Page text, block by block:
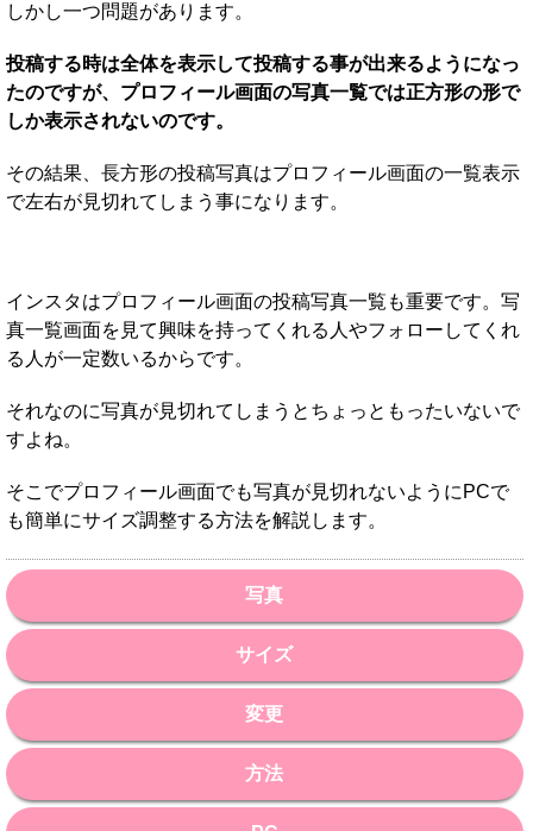
しかし一つ問題があります。
投稿する時は全体を表示して投稿する事が出来るようになっ
たのですが、プロフィール画面の写真一覧では正方形の形で
しか表示されないのです。
その結果、長方形の投稿写真はプロフィール画面の一覧表示
で左右が見切れてしまう事になります。
インスタはプロフィール画面の投稿写真一覧も重要です。写
真一覧画面を見て興味を持ってくれる人やフォローしてくれ
る人が一定数いるからです。
それなのに写真が見切れてしまうとちょっともったいないで
すよね。
そこでプロフィール画面でも写真が見切れないようにPCで
も簡単にサイズ調整する方法を解説します。
写真
サイズ
変更
方法